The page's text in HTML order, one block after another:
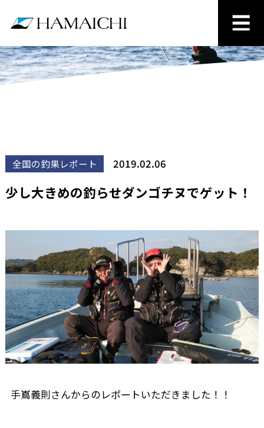
全国の釣果レポート 2019.02.06
少し大きめの釣らせダンゴチヌでゲット！
手嶌義則さんからのレポートいただきました！！